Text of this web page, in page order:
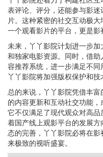
表评论、评分，还能参与影
片。这种紧密的社交互动极
一个观看影片的平台，更是影
未来，丫丫影院计划进一步
和独家电影资源。同时，借
容推荐系统，进一步满足不同
丫丫影院将加强版权保护和技
总的来说，丫丫影院凭借丰
的内容更新和互动社交功能，
它不仅满足了现代观众对高
着国产线上观影平台的发展
态的完善，丫丫影院必将在
来极致的视听盛宴。